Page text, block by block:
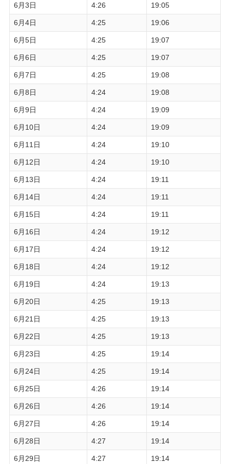
6月3日 4:26 19:05
6月4日 4:25 19:06
6月5日 4:25 19:07
6月6日 4:25 19:07
6月7日 4:25 19:08
6月8日 4:24 19:08
6月9日 4:24 19:09
6月10日 4:24 19:09
6月11日 4:24 19:10
6月12日 4:24 19:10
6月13日 4:24 19:11
6月14日 4:24 19:11
6月15日 4:24 19:11
6月16日 4:24 19:12
6月17日 4:24 19:12
6月18日 4:24 19:12
6月19日 4:24 19:13
6月20日 4:25 19:13
6月21日 4:25 19:13
6月22日 4:25 19:13
6月23日 4:25 19:14
6月24日 4:25 19:14
6月25日 4:26 19:14
6月26日 4:26 19:14
6月27日 4:26 19:14
6月28日 4:27 19:14
6月29日 4:27 19:14